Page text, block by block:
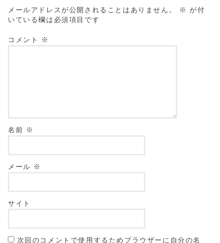
メールアドレスが公開されることはありません。 ※ が付
いている欄は必須項目です
コメント ※
名前 ※
メール ※
サイト
次回のコメントで使用するためブラウザーに自分の名